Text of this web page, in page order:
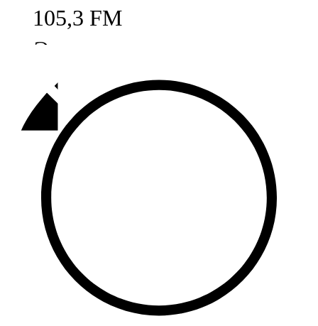
105,3 FM
Әлмәт
92,9 FM
Базарлы матак
107,1 FM
Балык бистәсе
104,9 FM
Баулы
107,5 FM
Биләр